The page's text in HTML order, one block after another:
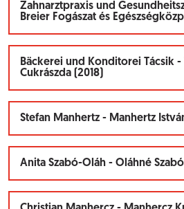
Zahnarztpraxis und
Breier Fogászat és
Bäckerei und Konditorei Tácsik -
Cukrászda (2018)
Stefan Manhertz - Manhertz
Anita Szabó-Oláh - Oláhné Szabó